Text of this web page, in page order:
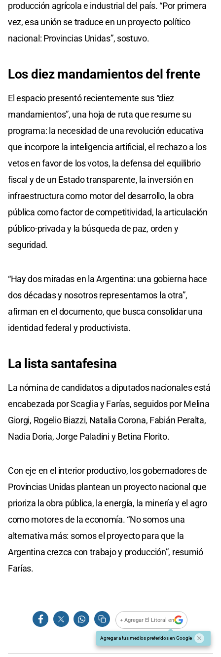
producción agrícola e industrial del país. “Por primera
vez, esa unión se traduce en un proyecto político
nacional: Provincias Unidas”, sostuvo.
Los diez mandamientos del frente
El espacio presentó recientemente sus “diez
mandamientos”, una hoja de ruta que resume su
programa: la necesidad de una revolución educativa
que incorpore la inteligencia artificial, el rechazo a los
vetos en favor de los votos, la defensa del equilibrio
fiscal y de un Estado transparente, la inversión en
infraestructura como motor del desarrollo, la obra
pública como factor de competitividad, la articulación
público-privada y la búsqueda de paz, orden y
seguridad.
“Hay dos miradas en la Argentina: una gobierna hace
dos décadas y nosotros representamos la otra”,
afirman en el documento, que busca consolidar una
identidad federal y productivista.
La lista santafesina
La nómina de candidatos a diputados nacionales está
encabezada por Scaglia y Farías, seguidos por Melina
Giorgi, Rogelio Biazzi, Natalia Corona, Fabián Peralta,
Nadia Doria, Jorge Paladini y Betina Florito.
Con eje en el interior productivo, los gobernadores de
Provincias Unidas plantean un proyecto nacional que
prioriza la obra pública, la energía, la minería y el agro
como motores de la economía. “No somos una
alternativa más: somos el proyecto para que la
Argentina crezca con trabajo y producción”, resumió
Farías.
+ Agregar El Litoral en
Agregar a tus medios preferidos en Google